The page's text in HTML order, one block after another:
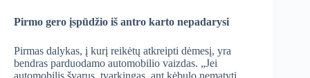
Pirmo gero įspūdžio iš antro karto nepadarysi
Pirmas dalykas, į kurį reikėtų atkreipti dėmesį, yra
bendras parduodamo automobilio vaizdas. „Jei